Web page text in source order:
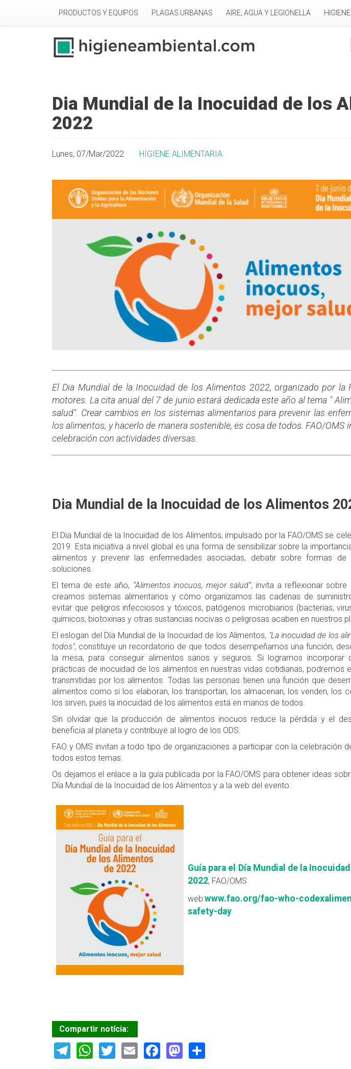
PRODUCTOS Y EQUIPOS PLAGAS URBANAS AIRE, AGUA Y LEGIONELLA
Dia Mundial de la Inocuidad de los
2022
Lunes, 07/Mar/2022 HIGIENE ALIMENTARIA
El Dia Mundial de la Inocuidad de los Alimentos 2022, organizado por la
motores. La cita anual del 7 de junio estará dedicada este año al tema "
salud". Crear cambios en los sistemas alimentarios para prevenir las
los alimentos, y hacerlo de manera sostenible, es cosa de todos. FAO/OMS
celebración con actividades diversas.
Dia Mundial de la Inocuidad de los Alimentos
El Dia Mundial de la Inocuidad de los Alimentos, impulsado por la FAO/OMS se
2019. Esta iniciativa a nivel global es una forma de sensibilizar sobre la
alimentos y prevenir las enfermedades asociadas, debatir sobre formas
soluciones.
El tema de este año, “Alimentos inocuos, mejor salud”, invita a reflexionar
creamos sistemas alimentarios y cómo organizamos las cadenas de
evitar que peligros infecciosos y tóxicos, patógenos microbianos (bacterias,
químicos, biotoxinas y otras sustancias nocivas o peligrosas acaben en nuestros
El eslogan del Día Mundial de la Inocuidad de los Alimentos, "La inocuidad de los
todos", constituye un recordatorio de que todos desempeñamos una función,
la mesa, para conseguir alimentos sanos y seguros. Si logramos incorporar
prácticas de inocuidad de los alimentos en nuestras vidas cotidianas, podremos
transmitidas por los alimentos. Todas las personas tienen una función que
alimentos como si los elaboran, los transportan, los almacenan, los venden, los
los sirven, pues la inocuidad de los alimentos está en manos de todos.
Sin olvidar que la producción de alimentos inocuos reduce la pérdida y el
beneficia al planeta y contribuye al logro de los ODS.
FAO y OMS invitan a todo tipo de organizaciones a participar con la celebración
todos estos temas.
Os dejamos el enlace a la guía publicada por la FAO/OMS para obtener ideas
Día Mundial de la Inocuidad de los Alimentos y a la web del evento:
Guía para el Día Mundial de la
2022, FAO/OMS
web:www.fao.org/fao-who-
safety-day
Compartir notícia:
Telegram
WhatsApp
TwitterEmailFacebook
Mastodon